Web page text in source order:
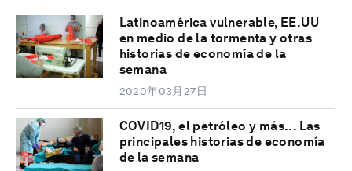
Latinoamérica vulnerable, EE.UU
en medio de la tormenta y otras
historias de economía de la
semana
2020年03月27日
COVID19, el petróleo y más... Las
principales historias de economía
de la semana